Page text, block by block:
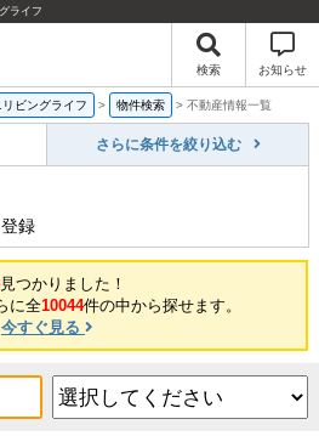
ライフ
検索 お知らせ
ビングライフ > 物件検索 > 不動産情報一覧
さらに条件を絞り込む
録
見つかりました！
に全10044件の中から探せます。
今すぐ見る